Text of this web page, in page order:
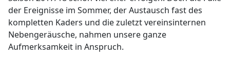
der Ereignisse im Sommer, der Austausch fast des
kompletten Kaders und die zuletzt vereinsinternen
Nebengeräusche, nahmen unsere ganze
Aufmerksamkeit in Anspruch.